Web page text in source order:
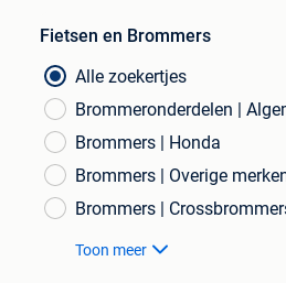
Fietsen en Brommers
Alle zoekertjes
Brommeronderdelen |
Brommers | Honda
Brommers | Overige
Brommers |
Toon meer